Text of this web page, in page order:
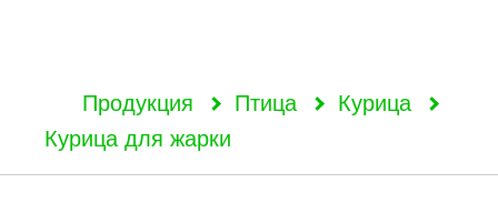
Продукция Птица
Курица
Курица для жарки